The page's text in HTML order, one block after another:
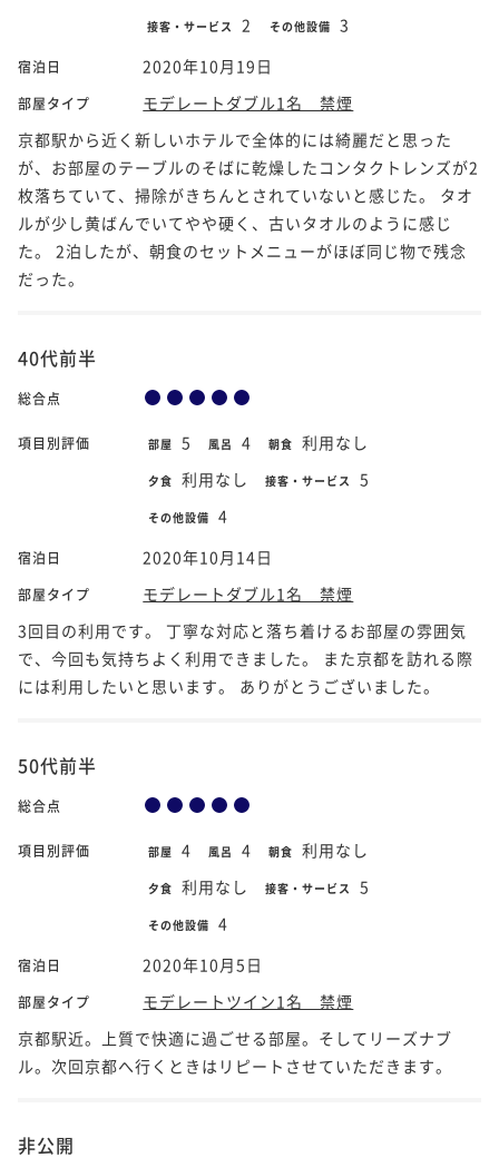
接客・サービス 2 その他設備 3
宿泊日 2020年10月19日
部屋タイプ
モデレートダブル1名 禁煙
京都駅から近く新しいホテルで全体的には綺麗だと思った
が、お部屋のテーブルのそばに乾燥したコンタクトレンズが2
枚落ちていて、掃除がきちんとされていないと感じた。 タオ
ルが少し黄ばんでいてやや硬く、古いタオルのように感じ
た。 2泊したが、朝食のセットメニューがほぼ同じ物で残念
だった。
40代前半
総合点
項目別評価 部屋 5 風呂 4 朝食 利用なし
夕食 利用なし 接客・サービス 5
その他設備 4
宿泊日 2020年10月14日
部屋タイプ
モデレートダブル1名 禁煙
3回目の利用です。 丁寧な対応と落ち着けるお部屋の雰囲気
で、今回も気持ちよく利用できました。 また京都を訪れる際
には利用したいと思います。 ありがとうございました。
50代前半
総合点
項目別評価 部屋 4 風呂 4 朝食 利用なし
夕食 利用なし 接客・サービス 5
その他設備 4
宿泊日 2020年10月5日
部屋タイプ
モデレートツイン1名 禁煙
京都駅近。上質で快適に過ごせる部屋。そしてリーズナブ
ル。次回京都へ行くときはリピートさせていただきます。
非公開